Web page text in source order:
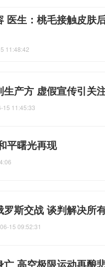
生：桃毛接触皮肤
11:48:42
产方 虚假宣传引关
15 11:45:33
平曙光再现
斯交战 谈判解决所
15 09:52:31
高空极限运动再酿